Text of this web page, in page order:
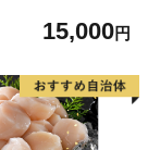
15,000円